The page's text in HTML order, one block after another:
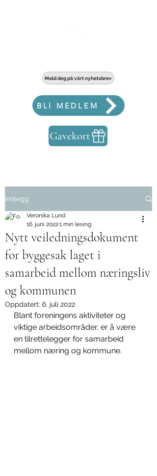
Meld deg på vårt nyhetsbrev
BLI MEDLEM
Gavekort
Innlegg
Nytt veiledningsdokument
for byggesak laget i
samarbeid mellom næringsliv
og kommunen
Veronika Lund
16. juni 20221 min lesing
Oppdatert: 6. juli 2022
Blant foreningens aktiviteter og
viktige arbeidsområder, er å være
en tilrettelegger for samarbeid
mellom næring og kommune.